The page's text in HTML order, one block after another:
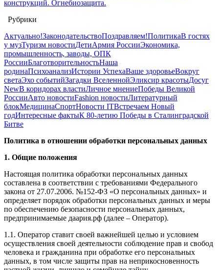
конструкций. Огнебиозащита.
Рубрики
Актуально!ЗаконодательствоПоздравляем!ПолитикаВ гостях
у музТуризм новостиДетиАрмия РоссииЭкономика,
промышленность, заводы, ОПК
РоссииБлаготворительностьНаша
родинаПсихоанализИстории УспехаВаше здоровьеВокруг
светаЭхо событийЗагадки ВселеннойЭликсир красотыДосуг
NewВ коридорах властиЛичное мнениеПобеды Великой
РоссииАвто новостиFashion новостиЛитературный
блокМедицинаСпортНовости ITВстречаем Новый
годИнтересные фактыК 80-летию Победы в Сталинградской
Битве
Политика в отношении обработки персональных данных
1. Общие положения
Настоящая политика обработки персональных данных
составлена в соответствии с требованиями Федерального
закона от 27.07.2006. №152-ФЗ «О персональных данных» и
определяет порядок обработки персональных данных и меры
по обеспечению безопасности персональных данных,
предпринимаемые даария.рф (далее – Оператор).
1.1. Оператор ставит своей важнейшей целью и условием
осуществления своей деятельности соблюдение прав и свобод
человека и гражданина при обработке его персональных
данных, в том числе защиты прав на неприкосновенность